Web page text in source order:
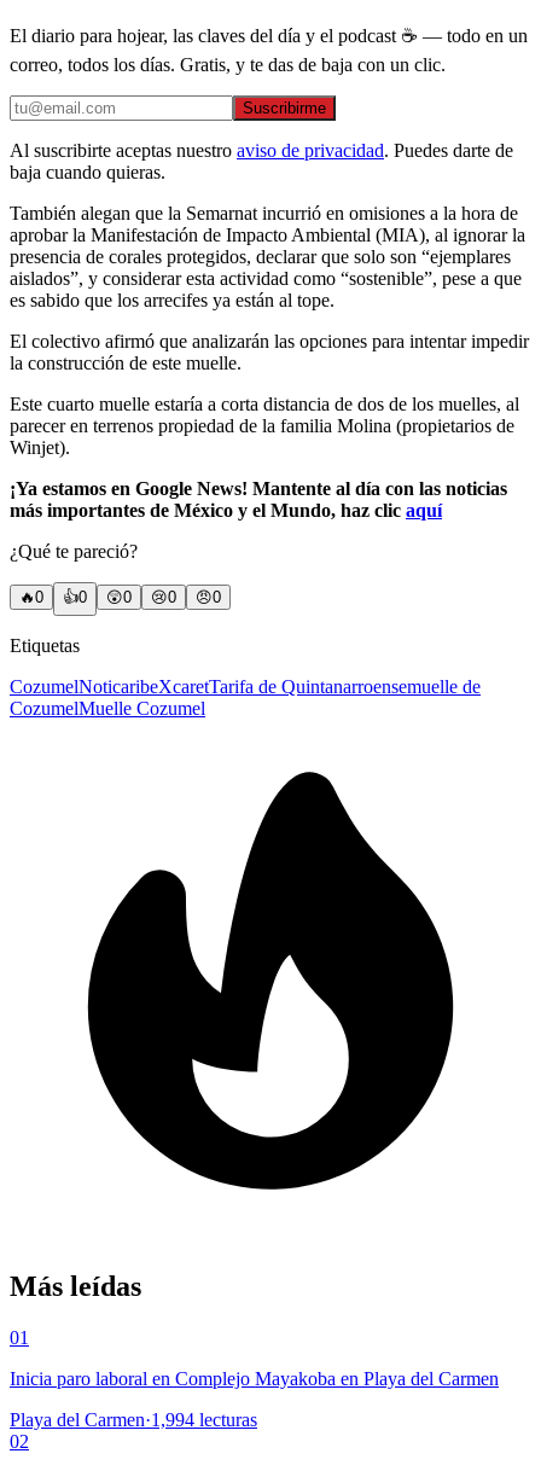
El diario para hojear, las claves del día y el podcast ☕ — todo en un
correo, todos los días. Gratis, y te das de baja con un clic.
Suscribirme
Al suscribirte aceptas nuestro aviso de privacidad. Puedes darte de
baja cuando quieras.
También alegan que la Semarnat incurrió en omisiones a la hora de
aprobar la Manifestación de Impacto Ambiental (MIA), al ignorar la
presencia de corales protegidos, declarar que solo son “ejemplares
aislados”, y considerar esta actividad como “sostenible”, pese a que
es sabido que los arrecifes ya están al tope.
El colectivo afirmó que analizarán las opciones para intentar impedir
la construcción de este muelle.
Este cuarto muelle estaría a corta distancia de dos de los muelles, al
parecer en terrenos propiedad de la familia Molina (propietarios de
Winjet).
¡Ya estamos en Google News! Mantente al día con las noticias
más importantes de México y el Mundo, haz clic aquí
¿Qué te pareció?
🔥0 👍0 😲0 😢0 😠0
Etiquetas
CozumelNoticaribeXcaretTarifa de Quintanarroensemuelle de
CozumelMuelle Cozumel
Más leídas
01
Inicia paro laboral en Complejo Mayakoba en Playa del Carmen
Playa del Carmen·1,994 lecturas
02